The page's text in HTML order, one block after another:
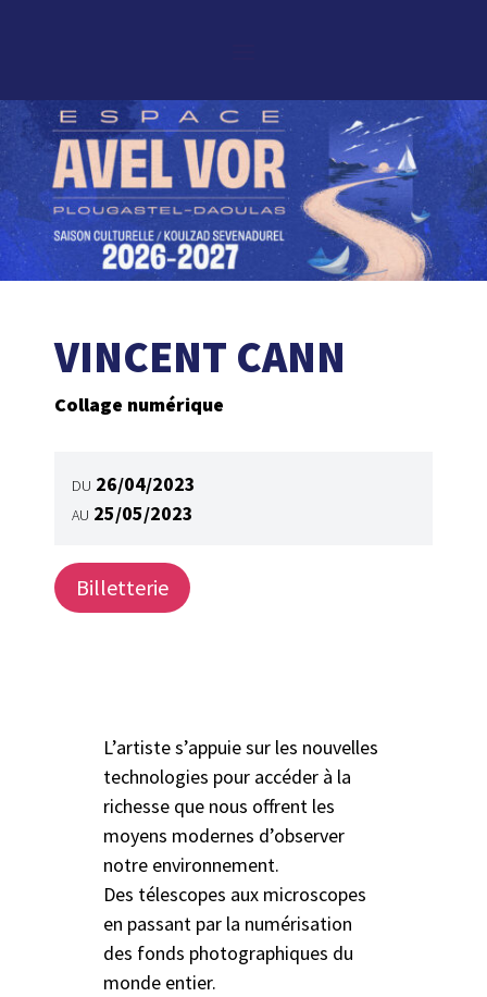
VINCENT CANN
Collage numérique
DU 26/04/2023
AU 25/05/2023
Billetterie
L’artiste s’appuie sur les nouvelles
technologies pour accéder à la
richesse que nous offrent les
moyens modernes d’observer
notre environnement.
Des télescopes aux microscopes
en passant par la numérisation
des fonds photographiques du
monde entier.